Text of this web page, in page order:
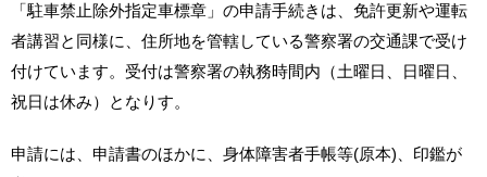
「駐車禁止除外指定車標章」の申請手続きは、免許更新や運転
者講習と同様に、住所地を管轄している警察署の交通課で受け
付けています。受付は警察署の執務時間内（土曜日、日曜日、
祝日は休み）となりす。
申請には、申請書のほかに、身体障害者手帳等(原本)、印鑑が